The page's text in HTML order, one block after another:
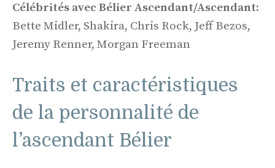
Célébrités avec Bélier Ascendant/Ascendant:
Bette Midler, Shakira, Chris Rock, Jeff Bezos,
Jeremy Renner, Morgan Freeman
Traits et caractéristiques
de la personnalité de
l’ascendant Bélier